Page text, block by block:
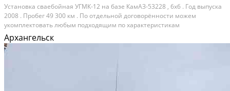
Установка сваебойная УГМК-12 на базе КамАЗ-53228 , 6х6 . Год выпуска
2008 . Пробег 49 300 км . По отдельной договорённости можем
укомплектовать любым подходящим по характеристикам
дизельмолотом. Нормальное рабочее состояние . При
НЕОБХОДИМОСТИ обеспечим ремонт навесного оборудования ....
Архангельск